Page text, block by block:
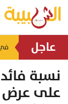
عاجل
على عرض